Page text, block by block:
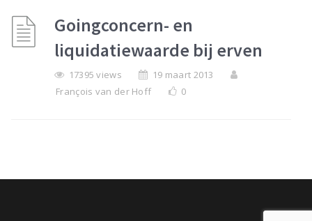
Goingconcern- en
liquidatiewaarde bij erven
17395 views
19 maart 2013
François van der Hoff
0